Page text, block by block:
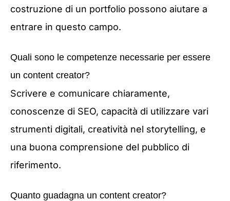
costruzione di un portfolio possono aiutare a
entrare in questo campo.
Quali sono le competenze necessarie per essere
un content creator?
Scrivere e comunicare chiaramente,
conoscenze di SEO, capacità di utilizzare vari
strumenti digitali, creatività nel storytelling, e
una buona comprensione del pubblico di
riferimento.
Quanto guadagna un content creator?